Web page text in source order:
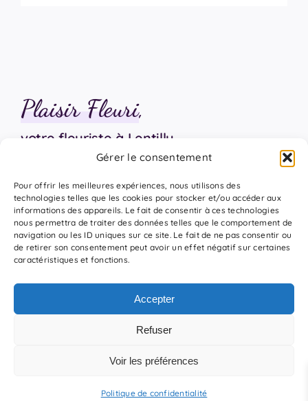
Gérer le consentement
Pour offrir les meilleures expériences, nous utilisons des
technologies telles que les cookies pour stocker et/ou accéder aux
informations des appareils. Le fait de consentir à ces technologies
nous permettra de traiter des données telles que le comportement de
navigation ou les ID uniques sur ce site. Le fait de ne pas consentir ou
de retirer son consentement peut avoir un effet négatif sur certaines
caractéristiques et fonctions.
Accepter
Refuser
Voir les préférences
Politique de confidentialité
Plaisir Fleuri,
votre fleuriste à Lentilly
06 18 17 18 94
A propos
Livraison
CGV• CONFIDENTIALITÉ